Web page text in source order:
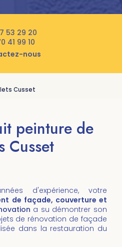
53 29 20
41 99 10
nous
Cusset
peinture de
Cusset
d'expérience, votre
de façade, couverture et
a su démontrer son
de rénovation de façade
dans la restauration du